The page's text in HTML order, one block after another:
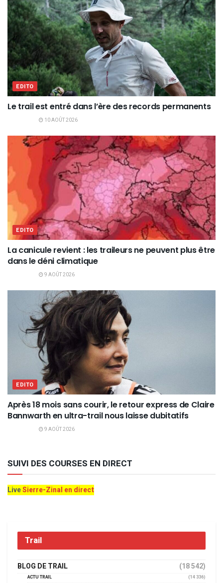
EDITO
Le trail est entré dans l’ère des records permanents
10 AOÛT 2026
EDITO
La canicule revient : les traileurs ne peuvent plus être
dans le déni climatique
9 AOÛT 2026
EDITO
Après 18 mois sans courir, le retour express de Claire
Bannwarth en ultra-trail nous laisse dubitatifs
9 AOÛT 2026
SUIVI DES COURSES EN DIRECT
LiveSierre-Zinal en direct
Trail
BLOG DE TRAIL (18 542)
ACTU TRAIL
(14 336)